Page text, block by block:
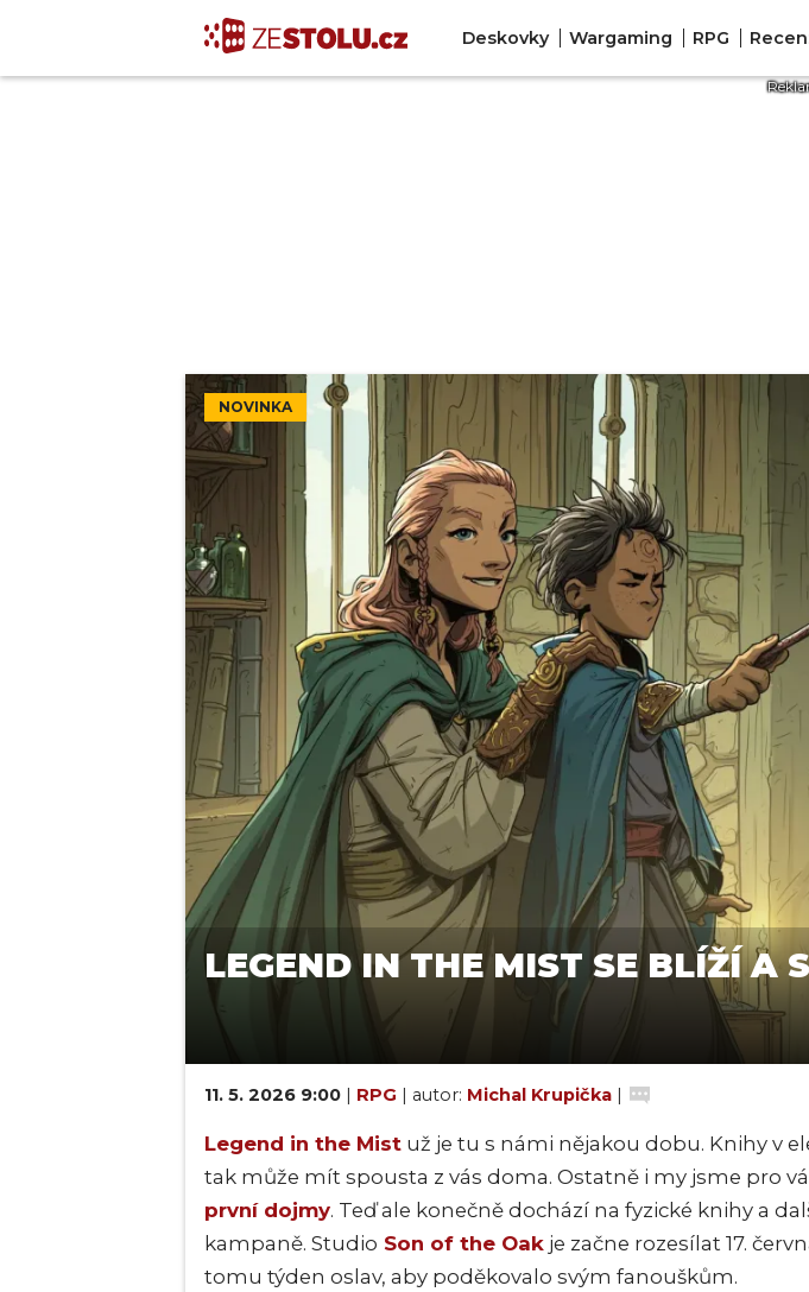
Deskovky Wargaming RPG
NOVINKA
LEGEND IN THE MIST SE BLÍŽÍ A
11. 5. 2026 9:00 | RPG | autor: Michal Krupička |
Legend in the Mist už je tu s námi nějakou dobu. Knihy v
tak může mít spousta z vás doma. Ostatně i my jsme pro
první dojmy. Teď ale konečně dochází na fyzické knihy a
kampaně. Studio Son of the Oak je začne rozesílat 17.
tomu týden oslav, aby poděkovalo svým fanouškům.